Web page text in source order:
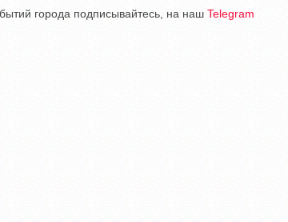
города подписывайтесь, на наш Telegram